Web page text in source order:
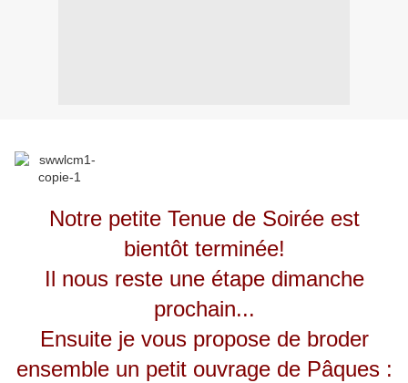
Notre petite Tenue de Soirée est
bientôt terminée!
Il nous reste une étape dimanche
prochain...
Ensuite je vous propose de broder
ensemble un petit ouvrage de Pâques :